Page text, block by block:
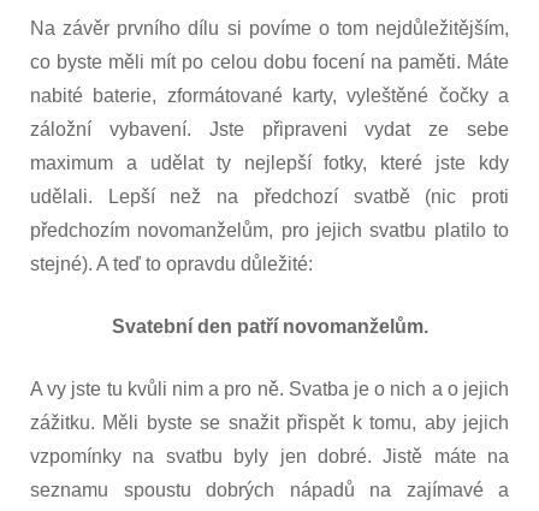
Na závěr prvního dílu si povíme o tom nejdůležitějším,
co byste měli mít po celou dobu focení na paměti. Máte
nabité baterie, zformátované karty, vyleštěné čočky a
záložní vybavení. Jste připraveni vydat ze sebe
maximum a udělat ty nejlepší fotky, které jste kdy
udělali. Lepší než na předchozí svatbě (nic proti
předchozím novomanželům, pro jejich svatbu platilo to
stejné). A teď to opravdu důležité:
Svatební den patří novomanželům.
A vy jste tu kvůli nim a pro ně. Svatba je o nich a o jejich
zážitku. Měli byste se snažit přispět k tomu, aby jejich
vzpomínky na svatbu byly jen dobré. Jistě máte na
seznamu spoustu dobrých nápadů na zajímavé a